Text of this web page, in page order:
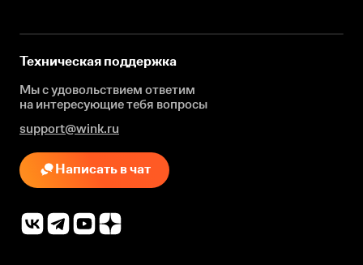
Техническая поддержка
Мы с удовольствием ответим
на интересующиетебя вопросы
support@wink.ru
Написать в чат